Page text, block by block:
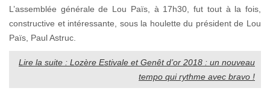
L’assemblée générale de Lou Païs, à 17h30, fut tout à la fois,
constructive et intéressante, sous la houlette du président de Lou
Païs, Paul Astruc.
Lire la suite : Lozère Estivale et Genêt d’or 2018 : un nouveau
tempo qui rythme avec bravo !